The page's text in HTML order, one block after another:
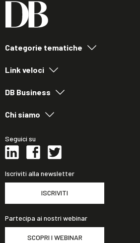
Categorie tematiche
Link veloci
DB Business
Chi siamo
Seguici su
Iscriviti alla newsletter
ISCRIVITI
Partecipa ai nostri webinar
SCOPRI I WEBINAR